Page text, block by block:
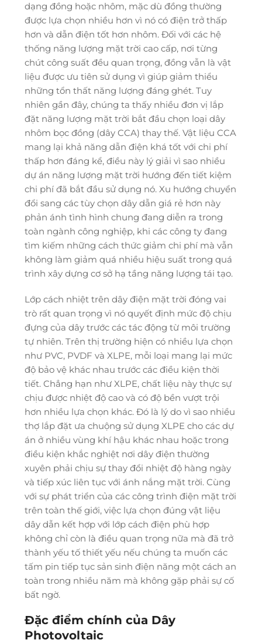
dạng đồng hoặc nhôm, mặc dù đồng thường
được lựa chọn nhiều hơn vì nó có điện trở thấp
hơn và dẫn điện tốt hơn nhôm. Đối với các hệ
thống năng lượng mặt trời cao cấp, nơi từng
chút công suất đều quan trọng, đồng vẫn là vật
liệu được ưu tiên sử dụng vì giúp giảm thiểu
những tổn thất năng lượng đáng ghét. Tuy
nhiên gần đây, chúng ta thấy nhiều đơn vị lắp
đặt năng lượng mặt trời bắt đầu chọn loại dây
nhôm bọc đồng (dây CCA) thay thế. Vật liệu CCA
mang lại khả năng dẫn điện khá tốt với chi phí
thấp hơn đáng kể, điều này lý giải vì sao nhiều
dự án năng lượng mặt trời hướng đến tiết kiệm
chi phí đã bắt đầu sử dụng nó. Xu hướng chuyển
đổi sang các tùy chọn dây dẫn giá rẻ hơn này
phản ánh tình hình chung đang diễn ra trong
toàn ngành công nghiệp, khi các công ty đang
tìm kiếm những cách thức giảm chi phí mà vẫn
không làm giảm quá nhiều hiệu suất trong quá
trình xây dựng cơ sở hạ tầng năng lượng tái tạo.
Lớp cách nhiệt trên dây điện mặt trời đóng vai
trò rất quan trọng vì nó quyết định mức độ chịu
đựng của dây trước các tác động từ môi trường
tự nhiên. Trên thị trường hiện có nhiều lựa chọn
như PVC, PVDF và XLPE, mỗi loại mang lại mức
độ bảo vệ khác nhau trước các điều kiện thời
tiết. Chẳng hạn như XLPE, chất liệu này thực sự
chịu được nhiệt độ cao và có độ bền vượt trội
hơn nhiều lựa chọn khác. Đó là lý do vì sao nhiều
thợ lắp đặt ưa chuộng sử dụng XLPE cho các dự
án ở nhiều vùng khí hậu khác nhau hoặc trong
điều kiện khắc nghiệt nơi dây điện thường
xuyên phải chịu sự thay đổi nhiệt độ hàng ngày
và tiếp xúc liên tục với ánh nắng mặt trời. Cùng
với sự phát triển của các công trình điện mặt trời
trên toàn thế giới, việc lựa chọn đúng vật liệu
dây dẫn kết hợp với lớp cách điện phù hợp
không chỉ còn là điều quan trọng nữa mà đã trở
thành yếu tố thiết yếu nếu chúng ta muốn các
tấm pin tiếp tục sản sinh điện năng một cách an
toàn trong nhiều năm mà không gặp phải sự cố
bất ngờ.
Đặc điểm chính của Dây
Photovoltaic